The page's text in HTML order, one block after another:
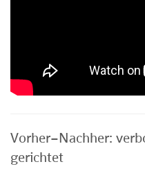
Vorher–Nachher:
gerichtet